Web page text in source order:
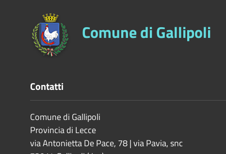
Comune di Gallipoli
Contatti
Comune di Gallipoli
Provincia di Lecce
via Antonietta De Pace, 78 | via Pavia, snc